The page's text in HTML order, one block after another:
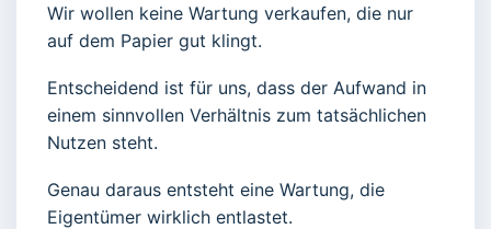
Wir wollen keine Wartung verkaufen, die nur
auf dem Papier gut klingt.
Entscheidend ist für uns, dass der Aufwand in
einem sinnvollen Verhältnis zum tatsächlichen
Nutzen steht.
Genau daraus entsteht eine Wartung, die
Eigentümer wirklich entlastet.